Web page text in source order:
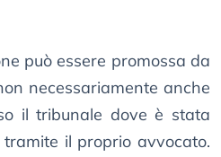
può essere promossa da
necessariamente anche
il tribunale dove è stata
il proprio avvocato.